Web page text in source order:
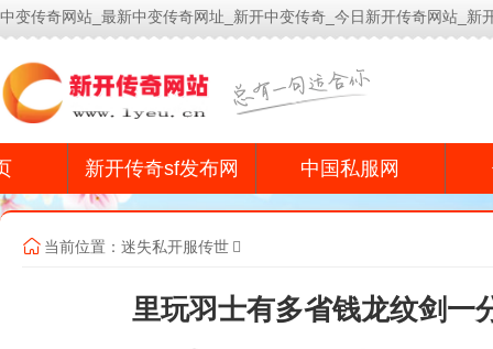
中变传奇网站_最新中变传奇网址_新开中变传奇_今日新开传奇网站_新
新开传奇sf发布网 中国私服网
当前位置： 迷失私开服传世
里玩羽士有多省钱龙纹剑一